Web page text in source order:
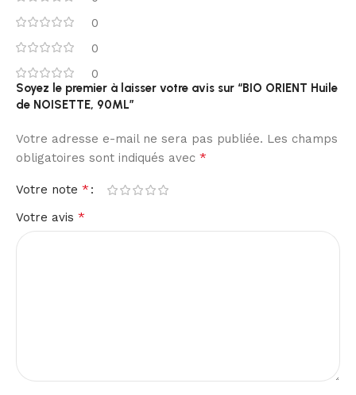
0
0
0
Soyez le premier à laisser votre avis sur “BIO ORIENT Huile
de NOISETTE, 90ML”
Votre adresse e-mail ne sera pas publiée. Les champs
obligatoires sont indiqués avec *
Votre note *
Votre avis *